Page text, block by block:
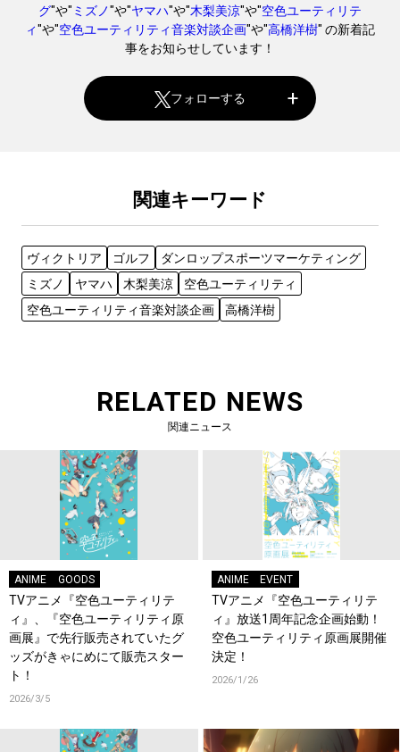
グ"や" ミズノ"や"ヤマハ"や"木梨美涼"や"空色ユーティリテ
ィ"や"空色ユーティリティ音楽対談企画"や"高橋洋樹" の新着記
事をお知らせしています！
フォローする
関連キーワード
ヴィクトリア ゴルフ
ダンロップスポーツマーケティング
ミズノ
ヤマハ 木梨美涼
空色ユーティリティ
空色ユーティリティ音楽対談企画
高橋洋樹
RELATED NEWS
関連ニュース
ANIME GOODS
TVアニメ『空色ユーティリテ
ィ』、『空色ユーティリティ原
画展』で先行販売されていたグ
ッズがきゃにめにて販売スター
ト！
2026/3/5
ANIME EVENT
TVアニメ『空色ユーティリテ
ィ』放送1周年記念企画始動！
空色ユーティリティ原画展開催
決定！
2026/1/26